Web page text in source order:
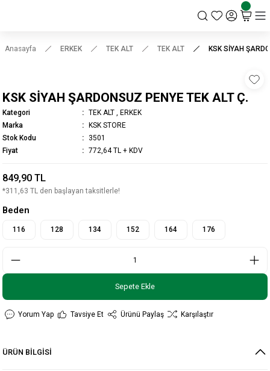
Anasayfa ERKEK TEK ALT TEK ALT KSK SİYAH
KSK SİYAH ŞARDONSUZ PENYE TEK ALT Ç.
Kategori TEK ALT
ERKEK
Marka
KSK STORE
Stok Kodu
3501
Fiyat
772,64 TL + KDV
849,90 TL
*311,63 TL den başlayan taksitlerle!
Beden
116 128 134 152 164 176
Sepete Ekle
Yorum Yap Tavsiye Et Ürünü Paylaş Karşılaştır
ÜRÜN BİLGİSİ